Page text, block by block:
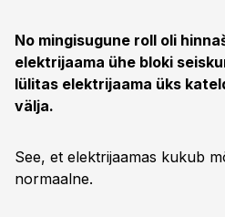
No mingisugune roll oli
elektrijaama ühe bloki
lülitas elektrijaama üks
välja.
See, et elektrijaamas kukub
normaalne.